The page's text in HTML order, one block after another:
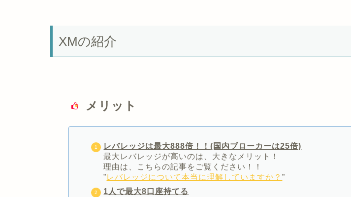
XMの紹介
メリット
レバレッジは最大888倍！！(国内ブローカーは25倍)
最大レバレッジが高いのは、大きなメリット！
理由は、こちらの記事をご覧ください！！
”レバレッジについて本当に理解していますか？”
1人で最大8口座持てる